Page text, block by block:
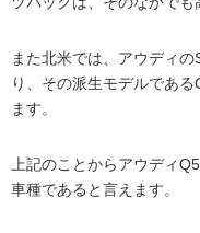
また北米では、アウディ
り、その派生モデルであ
ます。
上記のことからアウディ
車種であると言えます。